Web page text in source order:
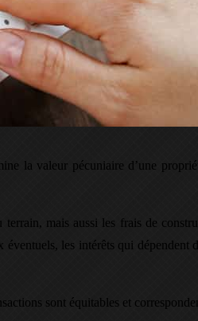
la valeur pécuniaire d’une
mais aussi les frais de
éventuels, les intérêts qui dépendent
sont équitables et